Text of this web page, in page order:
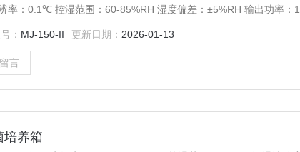
：0.1℃ 控湿范围：60-85%RH 湿度偏差：±5%RH 输出功率：
： MJ-150-II 更新日期： 2026-01-13
言
培养箱